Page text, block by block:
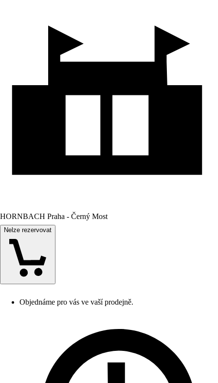
HORNBACH Praha - Černý Most
Nelze rezervovat
Objednáme pro vás ve vaší prodejně.